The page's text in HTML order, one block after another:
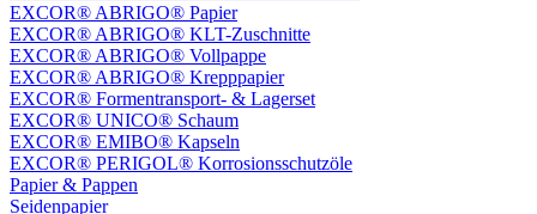
EXCOR® ABRIGO® Papier
EXCOR® ABRIGO® KLT-Zuschnitte
EXCOR® ABRIGO® Vollpappe
EXCOR® ABRIGO® Krepppapier
EXCOR® Formentransport- & Lagerset
EXCOR® UNICO® Schaum
EXCOR® EMIBO® Kapseln
EXCOR® PERIGOL® Korrosionsschutzöle
Papier & Pappen
Seidenpapier